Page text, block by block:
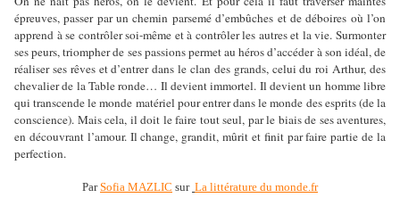
épreuves, passer par un chemin parsemé d’embûches et de déboires où l’on
apprend à se contrôler soi-même et à contrôler les autres et la vie. Surmonter
ses peurs, triompher de ses passions permet au héros d’accéder à son idéal, de
réaliser ses rêves et d’entrer dans le clan des grands, celui du roi Arthur, des
chevalier de la Table ronde… Il devient immortel. Il devient un homme libre
qui transcende le monde matériel pour entrer dans le monde des esprits (de la
conscience). Mais cela, il doit le faire tout seul, par le biais de ses aventures,
en découvrant l’amour. Il change, grandit, mûrit et finit par faire partie de la
perfection.
ParSofia MAZLIC sur La littérature du monde.fr